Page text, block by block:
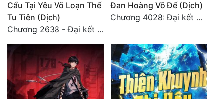
Tiểu Thuyết
Trinh Thám
Triều Đấu
Trùng Sinh
Trọng Sinh
Cẩu Tại Yêu Võ Loạn Thế
Tu Tiên (Dịch)
Chương 2638 - Đại kết cục (3)
Đan Hoàng Võ Đế (Dịch)
Chương 4028: Đại kết cục, sau này không gặp lại (2)